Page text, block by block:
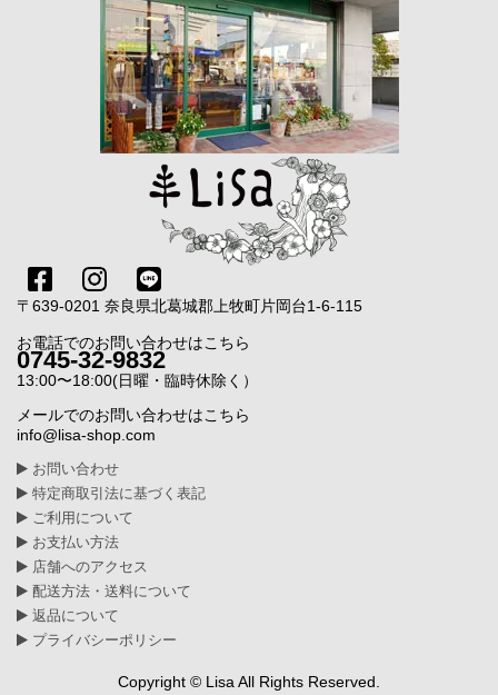
〒639-0201 奈良県北葛城郡上牧町片岡台1-6-115
お電話でのお問い合わせはこちら
0745-32-9832
13:00〜18:00(日曜・臨時休除く）
メールでのお問い合わせはこちら
info@lisa-shop.com
お問い合わせ
特定商取引法に基づく表記
ご利用について
お支払い方法
店舗へのアクセス
配送方法・送料について
返品について
プライバシーポリシー
Copyright © Lisa All Rights Reserved.